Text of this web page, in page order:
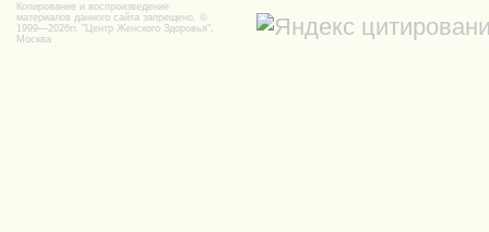
Копирование и воспроизведение
материалов данного сайта запрещено. ©
1999—2026гг. "Центр Женского Здоровья",
Москва